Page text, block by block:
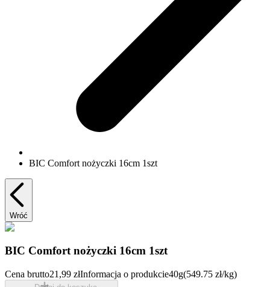
BIC Comfort nożyczki 16cm 1szt
Wróć
BIC Comfort nożyczki 16cm 1szt
Cena brutto21,99 złInformacja o produkcie40g(549.75 zł/kg)